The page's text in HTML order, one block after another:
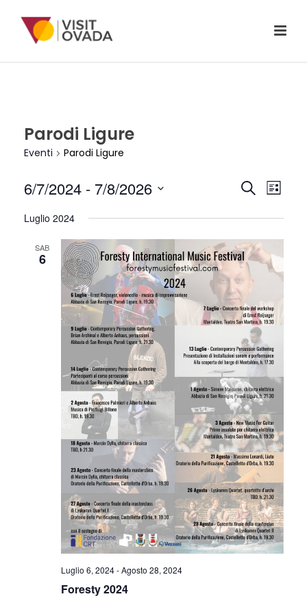
Parodi Ligure
Eventi Parodi Ligure
E
V
E
N
T
I
R
I
C
E
R
C
A
E
CercaE
N
T
V
S
T
E
N
A
V
I
G
A
Z
Lista
6/7/2024 - 7/8/2026
la
Luglio 2024
SAB
6
Luglio 6, 2024-Agosto 28, 2024
Foresty 2024